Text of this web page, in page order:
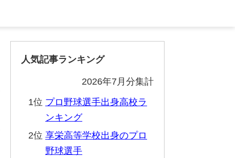
人気記事ランキング
2026年7月分集計
1位 プロ野球選手出身高校ラ
ンキング
2位 享栄高等学校出身のプロ
野球選手